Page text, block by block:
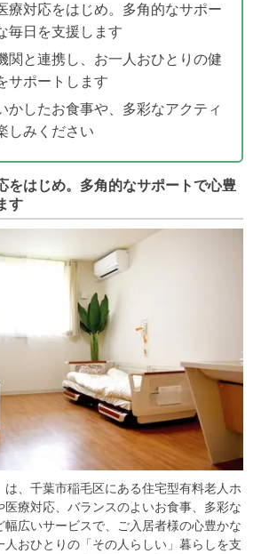
療対応をはじめ。多角的なサポー
毎日を支援します
関と連携し、お一人おひとりの健
サポートします
かしたお食事や、多彩なアクティ
しみください
をはじめ。多角的なサポートで心豊
す
は、千葉市稲毛区にある住宅型有料老人ホ
医療対応、バランスのよいお食事、多彩な
幅広いサービスで、ご入居者様の心豊かな
おひとりの「その人らしい」暮らしを支